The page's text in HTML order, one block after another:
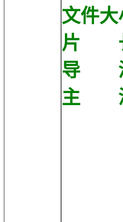
文件
片
导 演
主 演
立
周
修
戎